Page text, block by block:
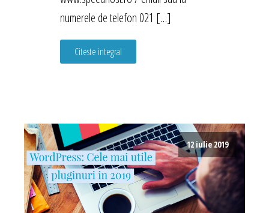
numerele de telefon 021 […]
Citeste integral
12 iulie 2019